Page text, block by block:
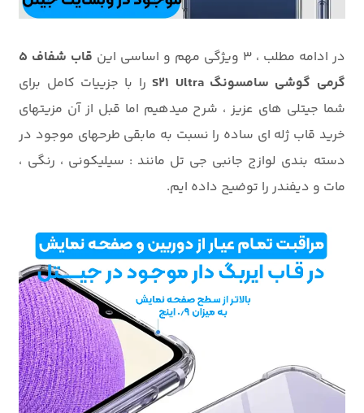
در ادامه مطلب ، 3 ویژگی مهم و اساسی این
قاب شفاف 5
گرمی گوشی سامسونگ S21 Ultra
را با جزییات کامل برای
شما جیتلی های عزیز ، شرح میدهیم اما قبل از آن مزیتهای
خرید قاب ژله ای ساده را نسبت به مابقی طرحهای موجود در
دسته بندی لوازج جانبی جی تل مانند : سیلیکونی ، رنگی ،
مات و دیفندر را توضیح داده ایم.